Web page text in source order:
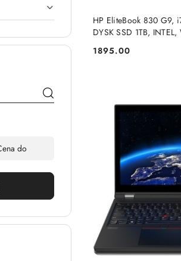
HP EliteBook 830 G9,
DYSK SSD 1TB,
Cena:
1895.00
PRODUKT